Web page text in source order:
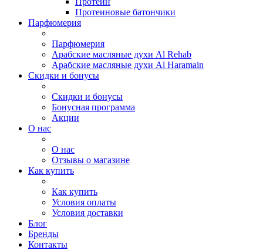
Протеиновые батончики
Парфюмерия
Парфюмерия
Арабские масляные духи Al Rehab
Арабские масляные духи Al Haramain
Скидки и бонусы
Скидки и бонусы
Бонусная программа
Акции
О нас
О нас
Отзывы о магазине
Как купить
Как купить
Условия оплаты
Условия доставки
Блог
Бренды
Контакты